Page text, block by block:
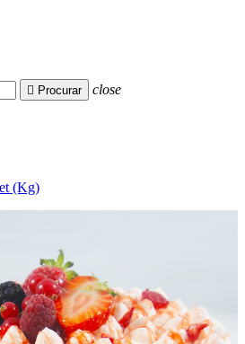
 Procurar close
(Kg)